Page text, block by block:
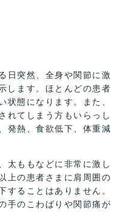
日突然、全身や関節に激
します。ほとんどの患者
状態になります。また、
れてしまう方もいらっし
発熱、食欲低下、体重減
太ももなどに非常に激し
上の患者さまに肩周囲の
することはありません。
手のこわばりや関節痛が